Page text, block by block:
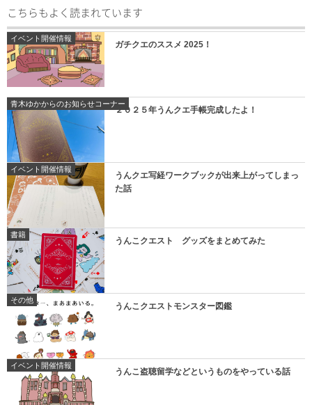
こちらもよく読まれています
イベント開催情報
ガチクエのススメ 2025！
青木ゆかからのお知らせコーナー
２０２５年うんクエ手帳完成したよ！
イベント開催情報
うんクエ写経ワークブックが出来上がってしまっ
た話
書籍
うんこクエスト グッズをまとめてみた
その他
うんこクエストモンスター図鑑
イベント開催情報
うんこ盗聴留学などというものをやっている話